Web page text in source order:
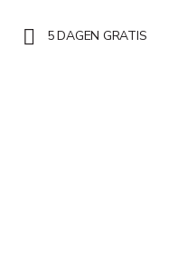
5 DAGEN GRATIS